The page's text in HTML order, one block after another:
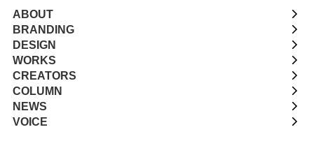
ABOUT
BRANDING
DESIGN
WORKS
CREATORS
COLUMN
NEWS
VOICE